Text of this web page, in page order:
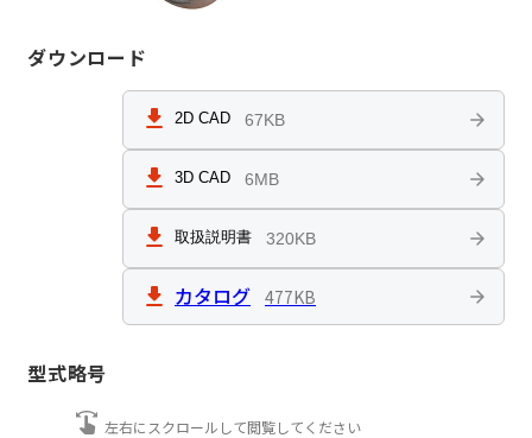
コンビネーション
遠心クラッチ
遠心ブレーキ
トルクレリーサ
ダウンロード
2D CAD 67KB
3D CAD 6MB
取扱説明書 320KB
カタログ 477KB
型式略号